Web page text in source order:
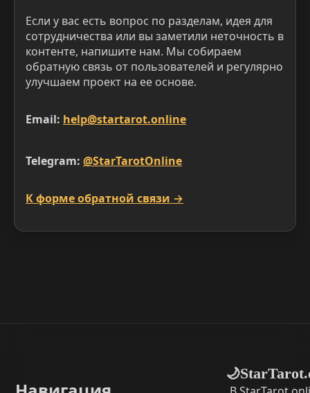
Если у вас есть вопрос по разделам, идея для
сотрудничества или вы заметили неточность в
контенте, напишите нам. Мы собираем
обратную связь от пользователей и регулярно
улучшаем проект на ее основе.
Email: help@startarot.online
Telegram: @StarTarotOnline
К форме обратной связи →
🌙